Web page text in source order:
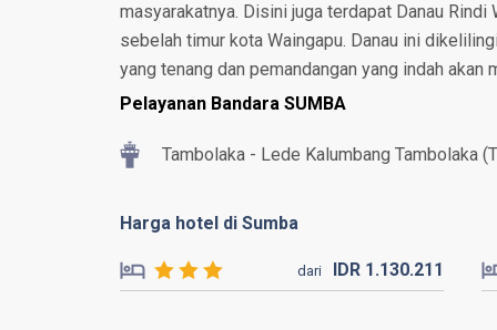
masyarakatnya. Disini juga terdapat Danau
sebelah timur kota Waingapu. Danau ini
yang tenang dan pemandangan yang indah akan
Pelayanan Bandara SUMBA
Tambolaka - Lede Kalumbang Tambolaka
Harga hotel di Sumba
dari IDR 1.130.211